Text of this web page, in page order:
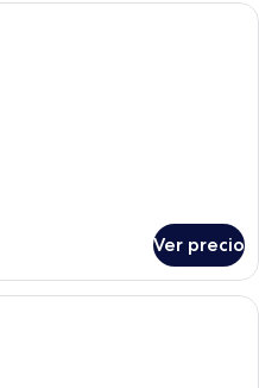
Una cama bien hecha con dos
Ver precio
Una cama bien hecha con dos